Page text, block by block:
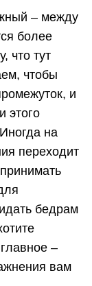
– между
более
что тут
чтобы
и
этого
на
переходит
бедрам
–
вам